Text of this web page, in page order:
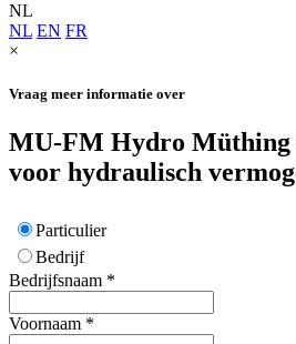
NL
NL EN FR
×
Vraag meer informatie over
MU-FM Hydro Müthing
voor hydraulisch
Particulier
Bedrijf
Bedrijfsnaam *
Voornaam *